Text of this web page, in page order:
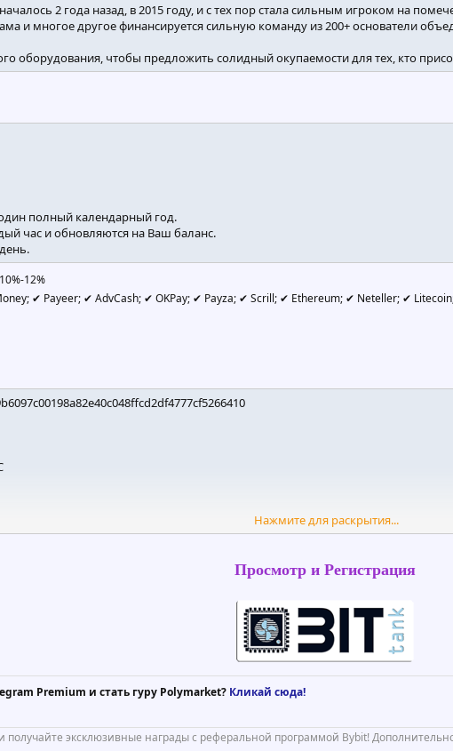
2 года назад, в 2015 году, и с тех пор стала сильным игроком на
и многое другое финансируется сильную команду из 200+ основатели
оборудования, чтобы предложить солидный окупаемости для тех, кто
полный календарный год.
час и обновляются на Ваш баланс.
12%
✔ Payeer; ✔ AdvCash; ✔ OKPay; ✔ Payza; ✔ Scrill; ✔ Ethereum; ✔ Neteller; ✔
Нажмите для раскрытия...
Просмотр и Регистрация
Premium и стать гуру Polymarket? Кликай сюда!
и получайте эксклюзивные награды с реферальной программой Bybit!